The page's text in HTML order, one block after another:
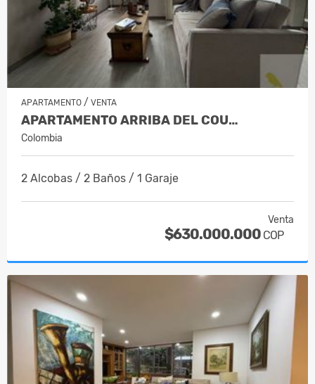
APARTAMENTO / VENTA
APARTAMENTO ARRIBA DEL COU…
Colombia
2 Alcobas / 2 Baños / 1 Garaje
Venta
$630.000.000 COP